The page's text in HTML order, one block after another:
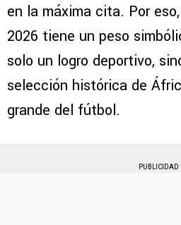
en la máxima cita. Por
2026 tiene un peso
solo un logro deportivo,
selección histórica de
grande del fútbol.
PUBLICIDAD